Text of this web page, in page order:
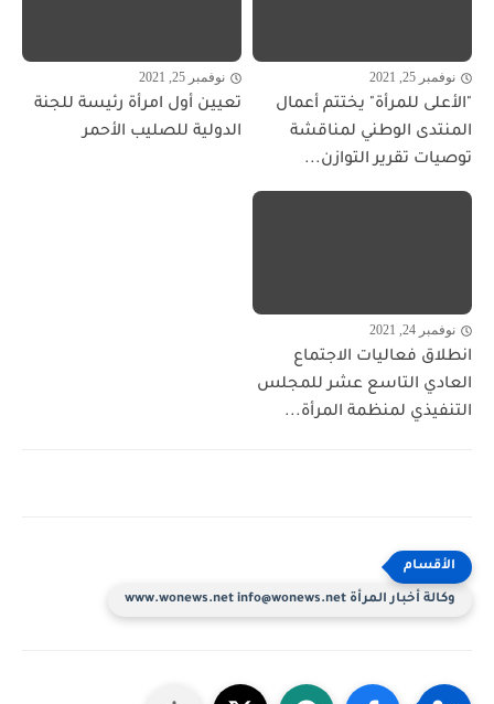
نوفمبر 25, 2021
"الأعلى للمرأة" يختتم أعمال
المنتدى الوطني لمناقشة
توصيات تقرير التوازن...
نوفمبر 25, 2021
تعيين أول امرأة رئيسة للجنة
الدولية للصليب الأحمر
نوفمبر 24, 2021
انطلاق فعاليات الاجتماع
العادي التاسع عشر للمجلس
التنفيذي لمنظمة المرأة...
وكالة أخبار المرأة www.wonews.net info@wonews.net